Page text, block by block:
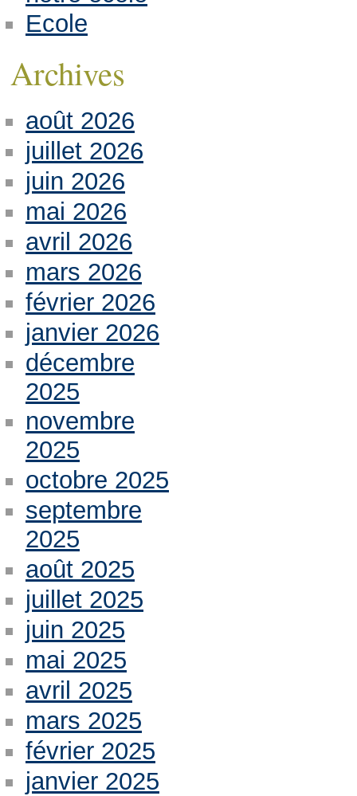
Ecole
Archives
août 2026
juillet 2026
juin 2026
mai 2026
avril 2026
mars 2026
février 2026
janvier 2026
décembre
2025
novembre
2025
octobre 2025
septembre
2025
août 2025
juillet 2025
juin 2025
mai 2025
avril 2025
mars 2025
février 2025
janvier 2025